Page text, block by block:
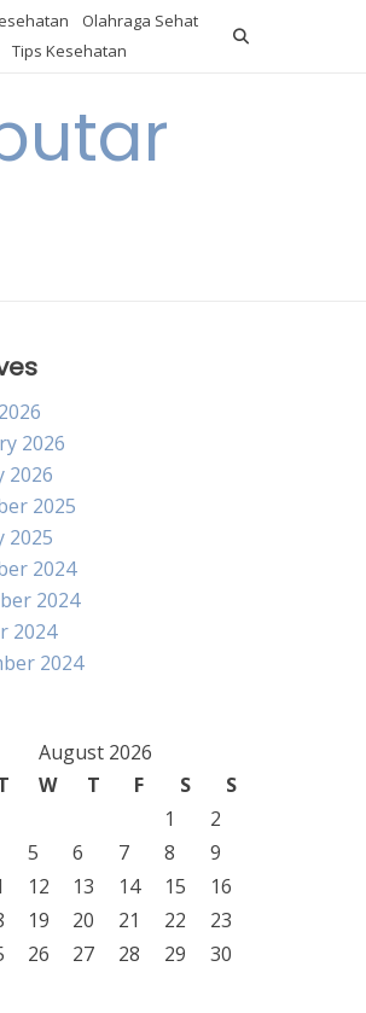
Olahraga Sehat
Tips Kesehatan
2026
2026
2025
2025
2024
2024
2024
2024
August 2026
W T F S
S
1
2
5 6 7 8
9
12 13 14 15
16
19 20 21 22
23
26 27 28 29
30